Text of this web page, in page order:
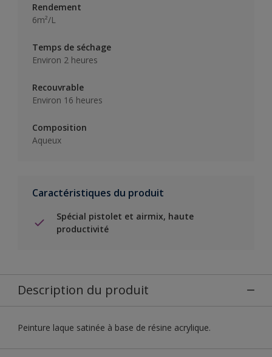
Rendement
6m²/L
Temps de séchage
Environ 2 heures
Recouvrable
Environ 16 heures
Composition
Aqueux
Caractéristiques du produit
Spécial pistolet et airmix, haute
productivité
Description du produit
Peinture laque satinée à base de résine acrylique.